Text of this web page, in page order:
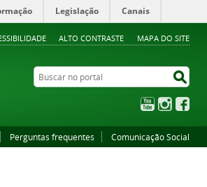
ALTO CONTRASTE MAPA DO SITE
Legislação Canais
Buscar no portal
YouTubeInstagram
Perguntas frequentes Comunicação Social